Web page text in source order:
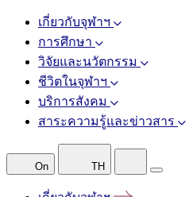
เกี่ยวกับจุฬาฯ
การศึกษา
วิจัยและนวัตกรรม
ชีวิตในจุฬาฯ
บริการสังคม
สาระความรู้และข่าวสาร
On TH